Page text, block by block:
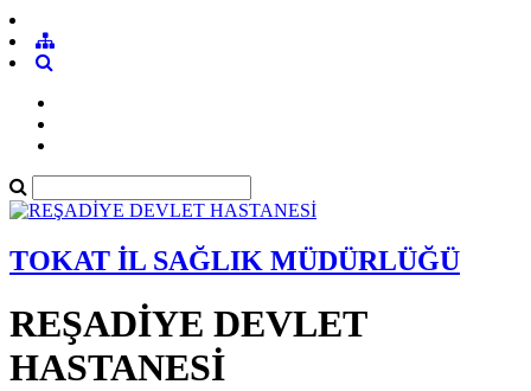
TOKAT İL SAĞLIK MÜDÜRLÜĞÜ
REŞADİYE DEVLET
HASTANESİ